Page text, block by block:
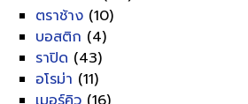
ตราช้าง (10)
บอสติก (4)
ราปิด (43)
อโรม่า (11)